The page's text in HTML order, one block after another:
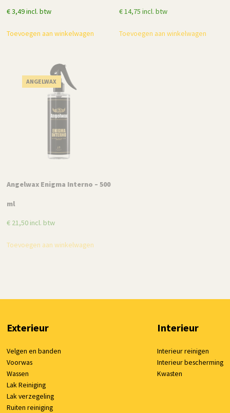
€3,49incl. btw
Toevoegen aan winkelwagen
€14,75 incl. btw
Toevoegen aan winkelwagen
ANGELWAX
Angelwax Enigma Interno – 500
ml
€ 21,50 incl. btw
Toevoegen aan winkelwagen
Exterieur
Velgen en banden
Voorwas
Wassen
Lak Reiniging
Lak verzegeling
Ruiten reiniging
Interieur
Interieur reinigen
Interieur bescherming
Kwasten